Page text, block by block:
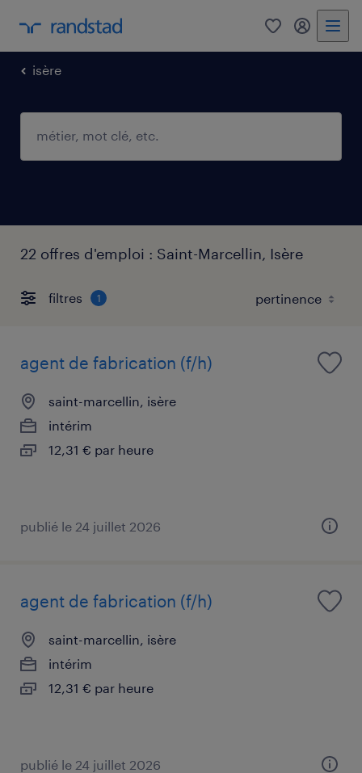
0 mon
isère
22 offres d'emploi : Saint-Marcellin, Isère
filtres 1
agent de fabrication (f/h)
saint-marcellin, isère
intérim
12,31 € par heure
publié le 24 juillet 2026
agent de fabrication (f/h)
saint-marcellin, isère
intérim
12,31 € par heure
publié le 24 juillet 2026